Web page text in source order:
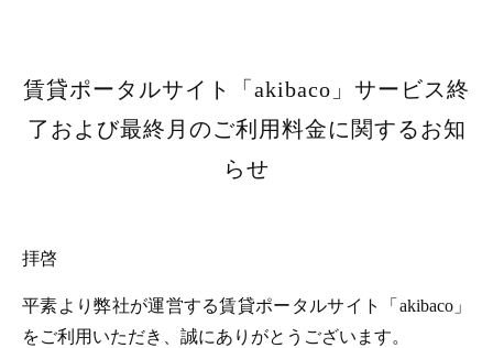
賃貸ポータルサイト「akibaco」サービス終
了および最終月のご利用料金に関するお知
らせ
拝啓
平素より弊社が運営する賃貸ポータルサイト「akibaco」
をご利用いただき、誠にありがとうございます。